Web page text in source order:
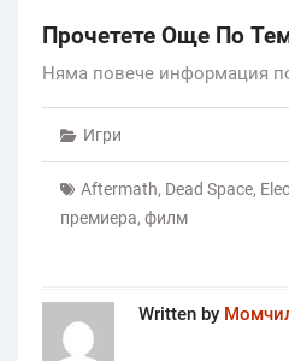
Прочетете Още По
Няма повече информация
Игри
Aftermath, Dead Space,
премиера, филм
Written by